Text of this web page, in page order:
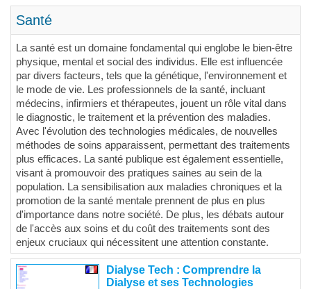
Santé
La santé est un domaine fondamental qui englobe le bien-être
physique, mental et social des individus. Elle est influencée
par divers facteurs, tels que la génétique, l'environnement et
le mode de vie. Les professionnels de la santé, incluant
médecins, infirmiers et thérapeutes, jouent un rôle vital dans
le diagnostic, le traitement et la prévention des maladies.
Avec l'évolution des technologies médicales, de nouvelles
méthodes de soins apparaissent, permettant des traitements
plus efficaces. La santé publique est également essentielle,
visant à promouvoir des pratiques saines au sein de la
population. La sensibilisation aux maladies chroniques et la
promotion de la santé mentale prennent de plus en plus
d'importance dans notre société. De plus, les débats autour
de l'accès aux soins et du coût des traitements sont des
enjeux cruciaux qui nécessitent une attention constante.
Dialyse Tech : Comprendre la
Dialyse et ses Technologies